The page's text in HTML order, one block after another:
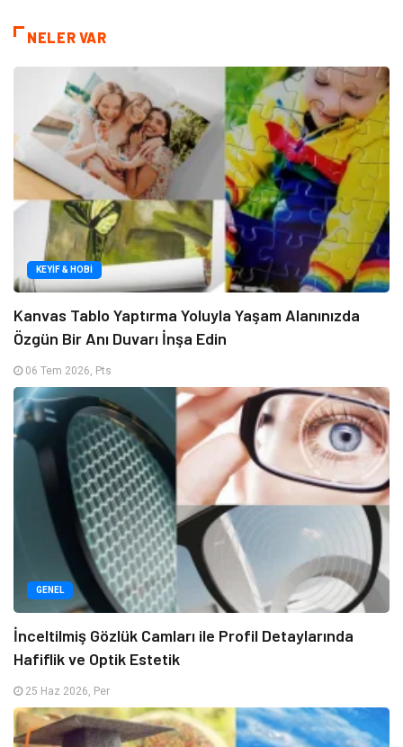
NELER VAR
KEYIF & HOBI
Kanvas Tablo Yaptırma Yoluyla Yaşam Alanınızda
Özgün Bir Anı Duvarı İnşa Edin
06 Tem 2026, Pts
GENEL
İnceltilmiş Gözlük Camları ile Profil Detaylarında
Hafiflik ve Optik Estetik
25 Haz 2026, Per